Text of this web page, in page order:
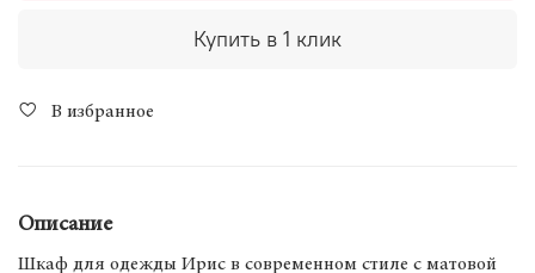
Купить в 1 клик
В избранное
Описание
Шкаф для одежды Ирис в современном стиле с матовой